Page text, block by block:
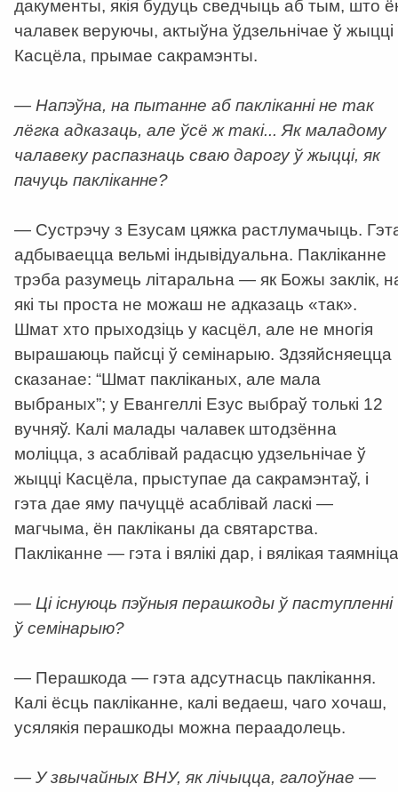
дакументы, якія будуць сведчыць аб тым, што
чалавек веруючы, актыўна ўдзельнічае ў жыцці
Касцёла, прымае сакрамэнты.
— Напэўна, на пытанне аб пакліканні не так
лёгка адказаць, але ўсё ж такі... Як маладому
чалавеку распазнаць сваю дарогу ў жыцці, як
пачуць пакліканне?
— Сустрэчу з Езусам цяжка растлумачыць.
адбываецца вельмі індывідуальна. Пакліканне
трэба разумець літаральна — як Божы заклік,
які ты проста не можаш не адказаць «так».
Шмат хто прыходзіць у касцёл, але не многія
вырашаюць пайсці ў семінарыю. Здзяйсняецца
сказанае: “Шмат пакліканых, але мала
выбраных”; у Евангеллі Езус выбраў толькі 12
вучняў. Калі малады чалавек штодзённа
моліцца, з асаблівай радасцю удзельнічае ў
жыцці Касцёла, прыступае да сакрамэнтаў, і
гэта дае яму пачуццё асаблівай ласкі —
магчыма, ён пакліканы да святарства.
Пакліканне — гэта і вялікі дар, і вялікая
— Ці існуюць пэўныя перашкоды ў паступленні
ў семінарыю?
— Перашкода — гэта адсутнасць паклікання.
Калі ёсць пакліканне, калі ведаеш, чаго хочаш,
усялякія перашкоды можна пераадолець.
— У звычайных ВНУ, як лічыцца, галоўнае —